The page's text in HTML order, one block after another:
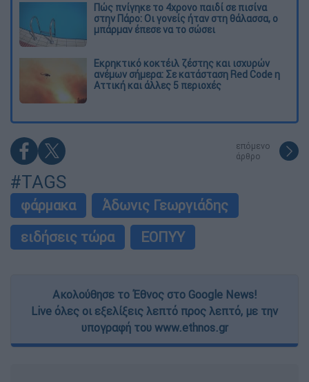
Πώς πνίγηκε το 4χρονο παιδί σε πισίνα
στην Πάρο: Οι γονείς ήταν στη θάλασσα, ο
μπάρμαν έπεσε να το σώσει
Εκρηκτικό κοκτέιλ ζέστης και ισχυρών
ανέμων σήμερα: Σε κατάσταση Red Code η
Αττική και άλλες 5 περιοχές
επόμενο
άρθρο
#TAGS
φάρμακα
Άδωνις Γεωργιάδης
ειδήσεις τώρα
ΕΟΠΥΥ
Ακολούθησε το Έθνος στο Google News!
Live όλες οι εξελίξεις λεπτό προς λεπτό, με την
υπογραφή του www.ethnos.gr